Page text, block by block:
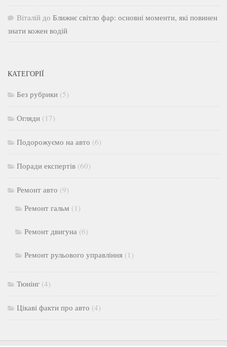
Віталій до Ближнє світло фар: основні моменти, які повинен
знати кожен водій
КАТЕГОРІЇ
Без рубрики (5)
Огляди (17)
Подорожуємо на авто (6)
Поради експертів (60)
Ремонт авто (9)
Ремонт гальм (1)
Ремонт двигуна (6)
Ремонт рульового управління (1)
Тюнінг (4)
Цікаві факти про авто (4)